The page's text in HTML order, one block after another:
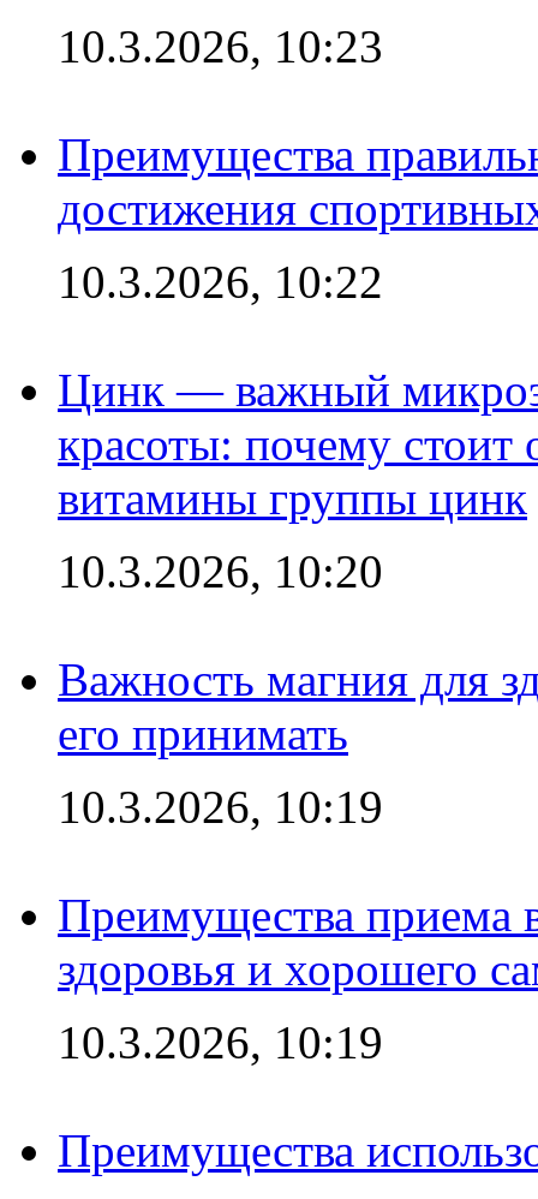
10.3.2026, 10:23
Преимущества
достижения
10.3.2026, 10:22
Цинк — важный
красоты: почему стоит
витамины группы цинк
10.3.2026, 10:20
Важность магния для
его принимать
10.3.2026, 10:19
Преимущества приема
здоровья и хорошего
10.3.2026, 10:19
Преимущества